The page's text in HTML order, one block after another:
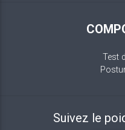
Test
Suivez le